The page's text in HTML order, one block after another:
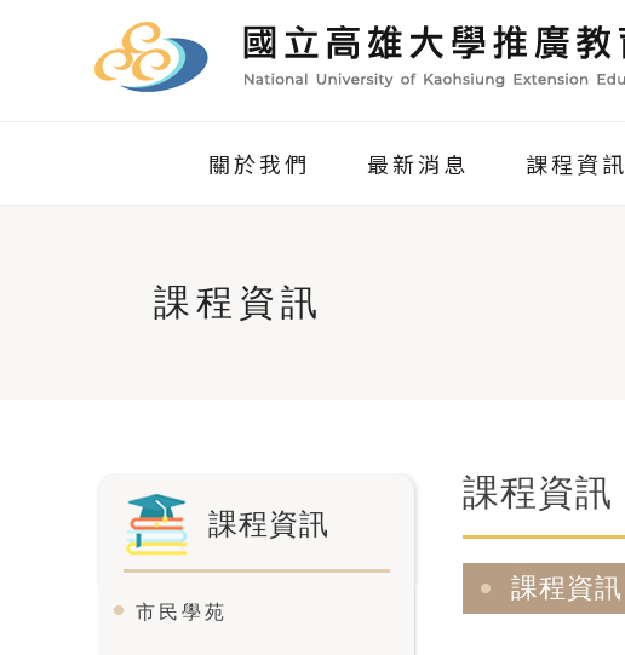
關於我們 最新消息 課程資訊
課程資訊
課程資訊
市民學苑
課程資訊
課程資訊